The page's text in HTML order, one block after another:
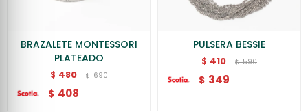
BRAZALETE MONTESSORI
PLATEADO
$ 480 $ 690
$ 408
PULSERA BESSIE
$ 410 $ 590
$ 349